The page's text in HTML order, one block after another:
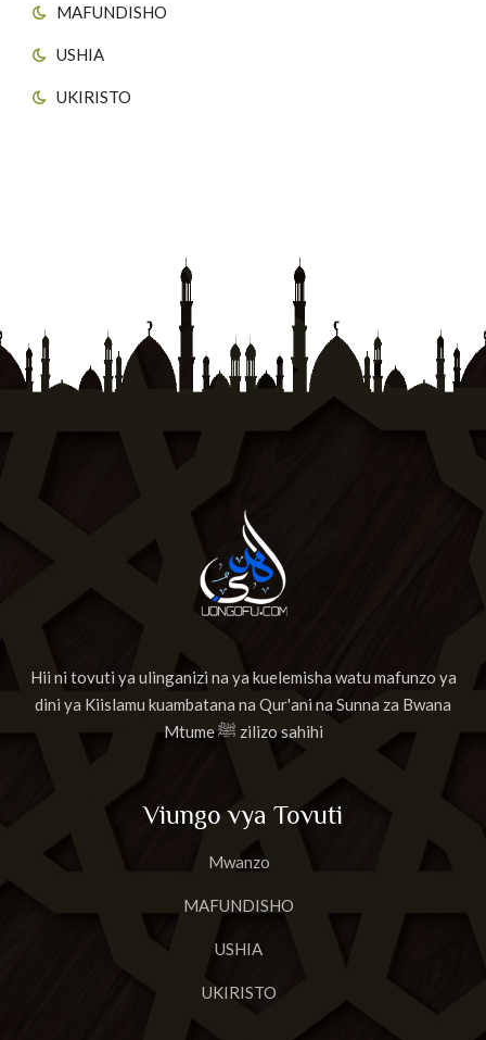
MAFUNDISHO
USHIA
UKIRISTO
Hii ni tovuti ya ulinganizi na ya kuelemisha watu mafunzo ya
dini ya Kiislamu kuambatana na Qur'ani na Sunna za Bwana
Mtume ﷺ zilizo sahihi
Viungo vya Tovuti
Mwanzo
MAFUNDISHO
USHIA
UKIRISTO